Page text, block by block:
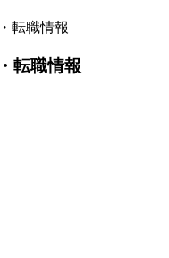
転職情報
転職情報